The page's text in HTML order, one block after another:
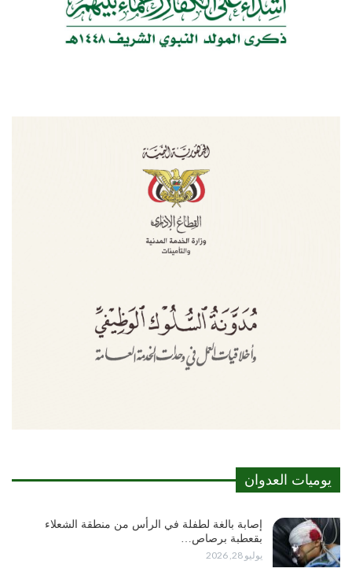
يوميات العدوان
إصابة بالغة لطفلة في الرأس من منطقة الشعلاء
بقعطبة برصاص…
يوليو 28, 2026